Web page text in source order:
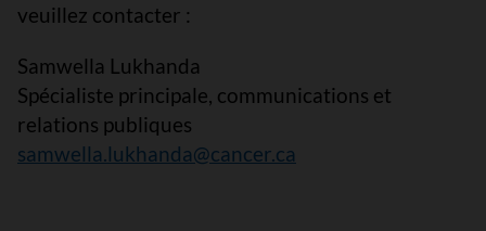
veuillez contacter :
Samwella Lukhanda
Spécialiste principale, communications et
relations publiques
samwella.lukhanda@cancer.ca